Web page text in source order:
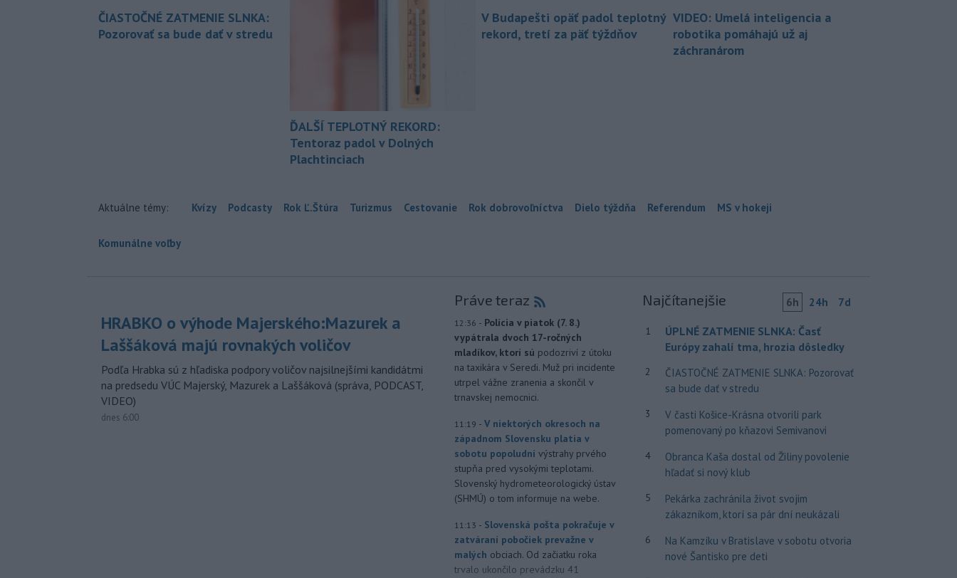
ČIASTOČNÉ ZATMENIE SLNKA:
Pozorovať sa bude dať v stredu
ĎALŠÍ TEPLOTNÝ REKORD:
Tentoraz padol v Dolných
Plachtinciach
V Budapešti opäť padol teplotný
rekord, tretí za päť týždňov
VIDEO: Umelá inteligencia a
robotika pomáhajú už aj
záchranárom
Aktuálne témy: Kvízy Podcasty Rok Ľ.Štúra Turizmus Cestovanie Rok dobrovoľníctva Dielo týždňa Referendum MS v hokeji
Komunálne voľby
HRABKO o výhode Majerského:Mazurek a
Laššáková majú rovnakých voličov
Podľa Hrabka sú z hľadiska podpory voličov najsilnejšími kandidátmi
na predsedu VÚC Majerský, Mazurek a Laššáková (správa, PODCAST,
VIDEO)
dnes 6:00
Práve teraz
12:36 - Polícia v piatok (7. 8.)
vypátrala dvoch 17-ročných
mladíkov, ktorí sú podozriví z útoku
na taxikára v Seredi. Muž pri incidente
utrpel vážne zranenia a skončil v
trnavskej nemocnici.
11:19 - V niektorých okresoch na
západnom Slovensku platia v
sobotu popoludní výstrahy prvého
stupňa pred vysokými teplotami.
Slovenský hydrometeorologický ústav
(SHMÚ) o tom informuje na webe.
11:13 - Slovenská pošta pokračuje v
zatváraní pobočiek prevažne v
malých obciach. Od začiatku roka
trvalo ukončilo prevádzku 41
Najčítanejšie 6h 24h 7d
1
ÚPLNÉ ZATMENIE SLNKA: Časť
Európy zahalí tma, hrozia dôsledky
2
ČIASTOČNÉ ZATMENIE SLNKA: Pozorovať
sa bude dať v stredu
3
V časti Košice-Krásna otvorili park
pomenovaný po kňazovi Semivanovi
4
Obranca Kaša dostal od Žiliny povolenie
hľadať si nový klub
5
Pekárka zachránila život svojim
zákazníkom, ktorí sa pár dní neukázali
6
Na Kamzíku v Bratislave v sobotu otvoria
nové Šantisko pre deti